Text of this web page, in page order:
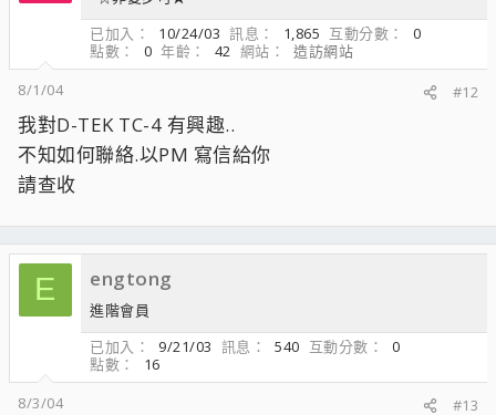
已加入
10/24/03 訊息 1,865 互動分數
0
點數
0 年齡 42 網站
造訪網站
8/1/04
#12
我對D-TEK TC-4 有興趣..
不知如何聯絡.以PM 寫信給你
請查收
E engtong
進階會員
已加入
9/21/03 訊息 540 互動分數
0
點數
16
8/3/04
#13